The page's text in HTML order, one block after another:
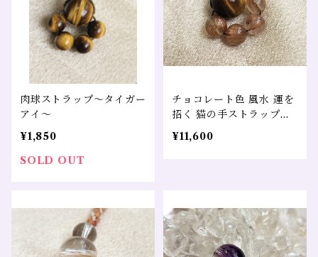
肉球ストラップ～タイガー
アイ～
¥1,850
SOLD OUT
チョコレート色 風水 運を
招く 猫の手ストラップ～
虎目＆ルチルクォーツ～
¥11,600